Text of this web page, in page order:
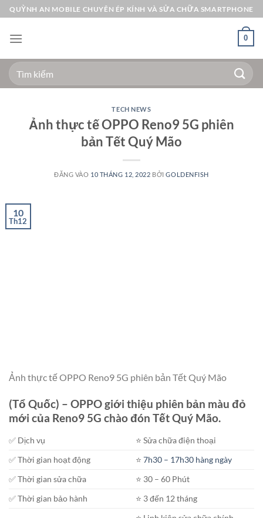
Bỏ
qua
nội
QUỲNH AN MOBILE CHUYÊN ÉP KÍNH VÀ SỬA CHỮA SMARTPHONE
0
Tìm
kiếm:
TECH NEWS
Ảnh thực tế OPPO Reno9 5G phiên
bản Tết Quý Mão
ĐĂNG VÀO 10 THÁNG 12, 2022 BỞIGOLDENFISH
10
Th12
Ảnh thực tế OPPO Reno9 5G phiên bản Tết Quý Mão
(Tổ Quốc) – OPPO giới thiệu phiên bản màu đỏ
mới của Reno9 5G chào đón Tết Quý Mão.
✅ Dịch vụ
⭐️ Sửa chữa điện thoại
✅ Thời gian hoạt động
⭐️7h30 – 17h30 hàng ngày
✅ Thời gian sửa chữa
⭐️ 30 – 60 Phút
✅ Thời gian bảo hành
⭐️ 3 đến 12 tháng